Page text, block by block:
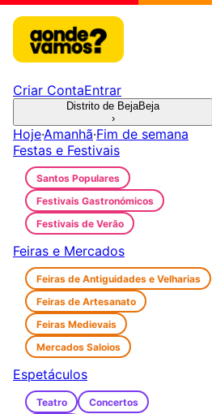
Criar ContaEntrar
Distrito de BejaBeja
›
Hoje·Amanhã·Fim de semana
Festas e Festivais
Santos Populares
Festivais Gastronómicos
Festivais de Verão
Feiras e Mercados
Feiras de Antiguidades e Velharias
Feiras de Artesanato
Feiras Medievais
Mercados Saloios
Espetáculos
Teatro
Concertos